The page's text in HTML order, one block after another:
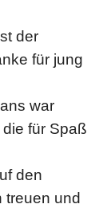
der
für jung
war
für Spaß
den
treuen und